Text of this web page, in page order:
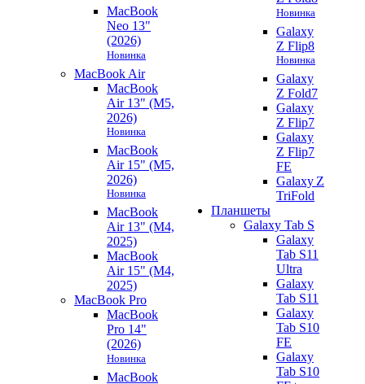
MacBook
Neo 13"
(2026)
Новинка
MacBook Air
MacBook
Air 13" (M5,
2026)
Новинка
MacBook
Air 15" (M5,
2026)
Новинка
MacBook
Air 13" (M4,
2025)
MacBook
Air 15" (M4,
2025)
MacBook Pro
MacBook
Pro 14"
(2026)
Новинка
MacBook
Новинка
Galaxy
Z Flip8
Новинка
Galaxy
Z Fold7
Galaxy
Z Flip7
Galaxy
Z Flip7
FE
Galaxy Z
TriFold
Планшеты
Galaxy Tab S
Galaxy
Tab S11
Ultra
Galaxy
Tab S11
Galaxy
Tab S10
FE
Galaxy
Tab S10